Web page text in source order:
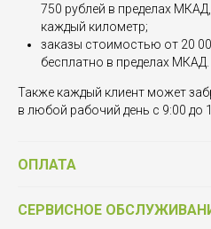
750 рублей в пределах
каждый километр;
заказы стоимостью от 20
бесплатно в пределах МКАД.
Также каждый клиент может
в любой рабочий день с 9:00 до
ОПЛАТА
СЕРВИСНОЕ